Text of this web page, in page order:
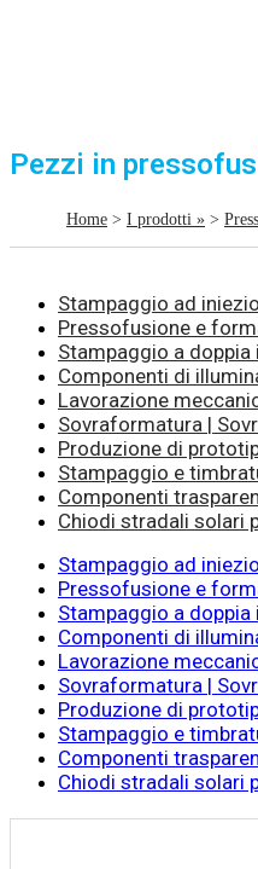
Pezzi in
Home > I prodotti » >
Stampaggio ad
Pressofusione e
Stampaggio a doppia
Componenti di
Lavorazione
Sovraformatura |
Produzione di
Stampaggio e
Componenti
Chiodi stradali solari
Stampaggio ad
Pressofusione e
Stampaggio a doppia
Componenti di
Lavorazione
Sovraformatura |
Produzione di
Stampaggio e
Componenti
Chiodi stradali solari